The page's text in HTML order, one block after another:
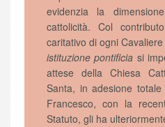
evidenzia la
cattolicità. Col
caritativo di ogni
istituzione pontificia si
attese della Chiesa
Santa, in adesione
Francesco, con la
Statuto, gli ha